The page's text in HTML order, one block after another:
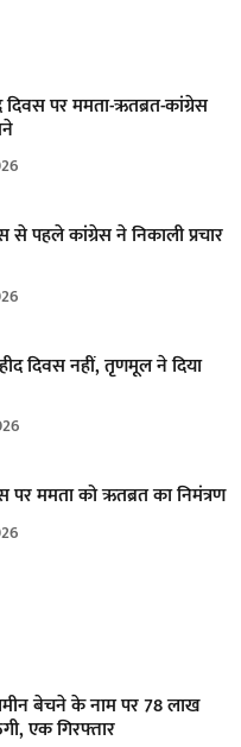
पर ममता-ऋतब्रत-कांग्रेस
से पहले कांग्रेस ने निकाली प्रचार
दिवस नहीं, तृणमूल ने दिया
पर ममता को ऋतब्रत का निमंत्रण
बेचने के नाम पर 78 लाख
एक गिरफ्तार